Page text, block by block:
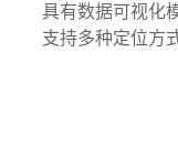
具有数据可视化
支持多种定位方